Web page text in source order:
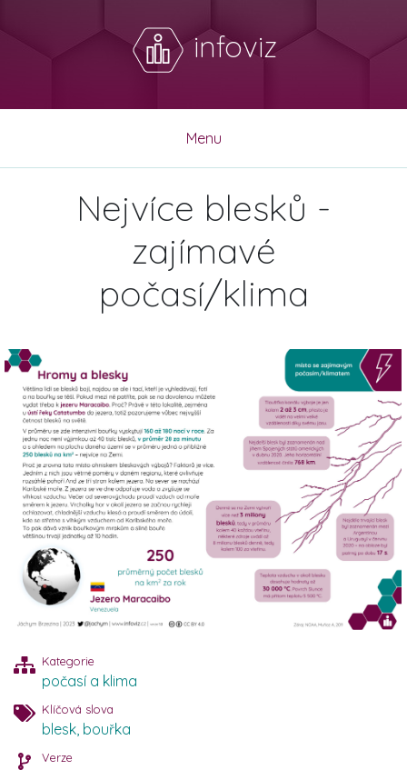
infoviz
Menu
Nejvíce blesků -
zajímavé
počasí/klima
Kategorie
počasí a klima
Klíčová slova
blesk bouřka
Verze